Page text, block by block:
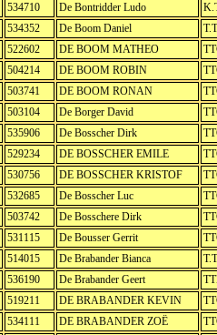
534710 De Bontridder Ludo
534352 De Boom Daniel
522602 DE BOOM MATHEO
504214 DE BOOM ROBIN
503741 DE BOOM RONAN
503104 De Borger David
535906 De Bosscher Dirk
529234 DE BOSSCHER EMILE
530756 DE BOSSCHER KRISTOF
532685 De Bosscher Luc
503742 De Bosschere Dirk
531115 De Bousser Gerrit
514015 De Brabander Bianca
536190 De Brabander Geert
519211 DE BRABANDER KEVIN
534111 DE BRABANDER ZOË